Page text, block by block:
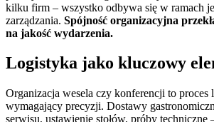
kilku firm – wszystko odbywa się w ramach
zarządzania. Spójność organizacyjna
na jakość wydarzenia.
Logistyka jako kluczowy
Organizacja wesela czy konferencji to proces
wymagający precyzji. Dostawy
serwisu, ustawienie stołów, próby techniczne